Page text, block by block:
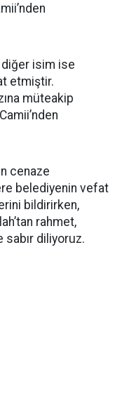
diğer isim ise
etmiştir.
müteakip
cenaze
belediyenin vefat
bildirirken,
rahmet,
sabır diliyoruz.